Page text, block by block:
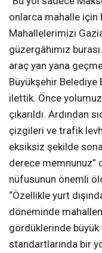
onlarca mahalle için
Mahallelerimizi
güzergâhımız
araç yan yana
Büyükşehir Belediye
ilettik. Önce
çıkarıldı. Ardından
çizgileri ve trafik
eksiksiz şekilde
derece memnunuz”
nüfusunun önemli
“Özellikle yurt
döneminde
gördüklerinde büyük
standartlarında bir